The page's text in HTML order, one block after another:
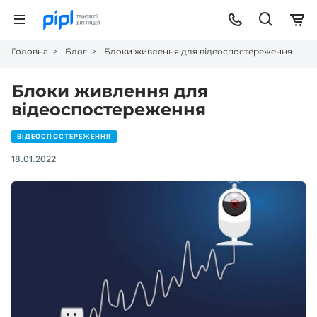
Головна Блог Блоки живлення для відеоспостереження
Блоки живлення для
відеоспостереження
ВІДЕОСПОСТЕРЕЖЕННЯ
18.01.2022